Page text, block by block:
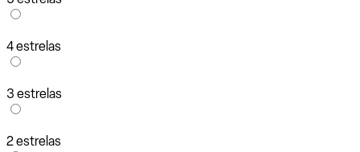
4 estrelas
3 estrelas
2 estrelas